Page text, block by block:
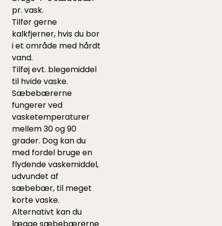
pr. vask.
Tilfør gerne
kalkfjerner, hvis du bor
i et område med hårdt
vand.
Tilføj evt. blegemiddel
til hvide vaske.
Sæbebærerne
fungerer ved
vasketemperaturer
mellem 30 og 90
grader. Dog kan du
med fordel bruge en
flydende vaskemiddel,
udvundet af
sæbebær, til meget
korte vaske.
Alternativt kan du
lægge sæbebærerne